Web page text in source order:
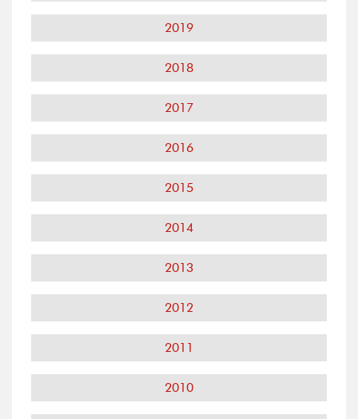
2019
2018
2017
2016
2015
2014
2013
2012
2011
2010